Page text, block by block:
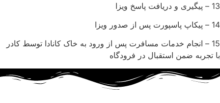
13 – پیگیری و دریافت پاسخ ویزا
14 – پیکاپ پاسپورت پس از صدور ویزا
15 – انجام خدمات مسافرت پس از ورود به خاک کانادا توسط کادر
با تجربه ضمن استقبال در فرودگاه